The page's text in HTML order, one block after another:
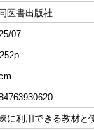
医書出版社
07
に利用できる教材と